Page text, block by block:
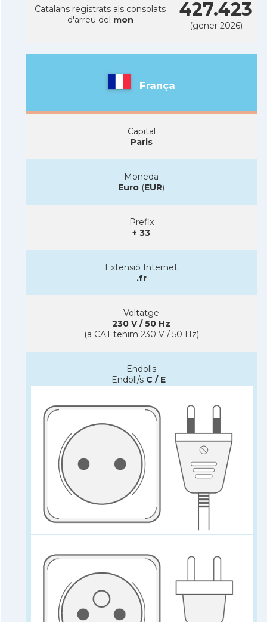
Catalans registrats als consolats
d'arreu del mon 427.423
(gener 2026)
França
Capital
Paris
Moneda
Euro (EUR)
Prefix
+ 33
Extensió Internet
.fr
Voltatge
230 V / 50 Hz
(a CAT tenim 230 V / 50 Hz)
Endolls
Endoll/s C / E -